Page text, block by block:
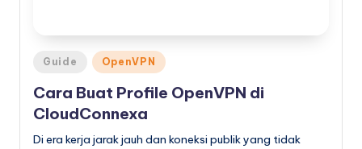
Posted
Guide OpenVPN
Cara Buat Profile OpenVPN di
CloudConnexa
Di era kerja jarak jauh dan koneksi publik yang tidak